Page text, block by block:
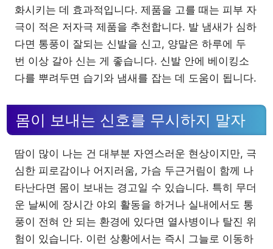
화시키는 데 효과적입니다. 제품을 고를 때는 피부 자
극이 적은 저자극 제품을 추천합니다. 발 냄새가 심하
다면 통풍이 잘되는 신발을 신고, 양말은 하루에 두
번 이상 갈아 신는 게 좋습니다. 신발 안에 베이킹소
다를 뿌려두면 습기와 냄새를 잡는 데 도움이 됩니다.
몸이 보내는 신호를 무시하지 말자
땀이 많이 나는 건 대부분 자연스러운 현상이지만, 극
심한 피로감이나 어지러움, 가슴 두근거림이 함께 나
타난다면 몸이 보내는 경고일 수 있습니다. 특히 무더
운 날씨에 장시간 야외 활동을 하거나 실내에서도 통
풍이 전혀 안 되는 환경에 있다면 열사병이나 탈진 위
험이 있습니다. 이런 상황에서는 즉시 그늘로 이동하